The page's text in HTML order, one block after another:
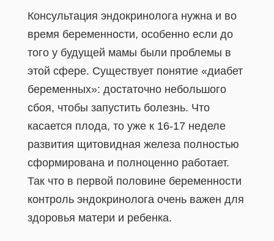
Консультация эндокринолога нужна и во
время беременности, особенно если до
того у будущей мамы были проблемы в
этой сфере. Существует понятие «диабет
беременных»: достаточно небольшого
сбоя, чтобы запустить болезнь. Что
касается плода, то уже к 16-17 неделе
развития щитовидная железа полностью
сформирована и полноценно работает.
Так что в первой половине беременности
контроль эндокринолога очень важен для
здоровья матери и ребенка.